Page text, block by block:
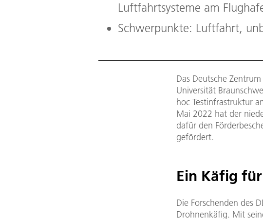
Luftfahrtsysteme am
Schwerpunkte: Luftfahrt,
Das Deutsche
Universität
hoc Testinfrastruktur
Mai 2022 hat der
dafür den
gefördert.
Ein Käfig
Die Forschenden des
Drohnenkäfig. Mit